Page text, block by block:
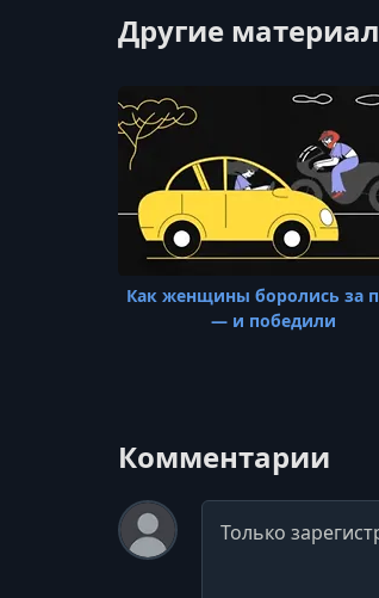
Другие
Как женщины боролись за
— и победили
Комментарии
Комментарий